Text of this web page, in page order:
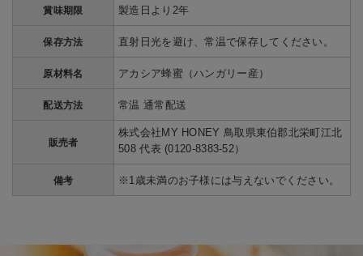
賞味期限 製造日より2年
保存方法 直射日光を避け、常温で保存してください。
原材料名 アカシア蜂蜜（ハンガリー産）
配送方法 常温 通常配送
販売者
株式会社MY HONEY 鳥取県東伯郡北栄町江北
508 代表 (0120-8383-52）
備考 ※1歳未満のお子様には与えないでください。